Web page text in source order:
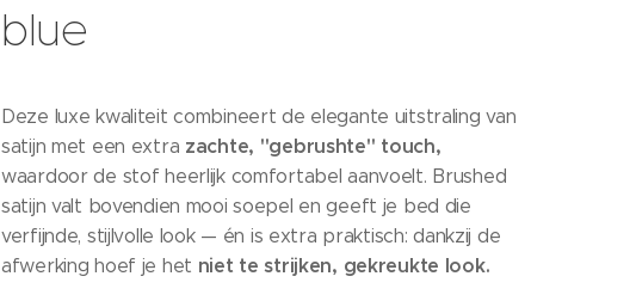
blue
Deze luxe kwaliteit combineert de elegante uitstraling van
satijn met een extra zachte, "gebrushte" touch,
waardoor de stof heerlijk comfortabel aanvoelt. Brushed
satijn valt bovendien mooi soepel en geeft je bed die
verfijnde, stijlvolle look — én is extra praktisch: dankzij de
afwerking hoef je het niet te strijken, gekreukte look.